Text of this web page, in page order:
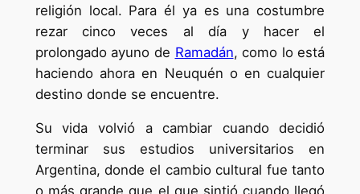
religión local. Para él ya es una costumbre
rezar cinco veces al día y hacer el
prolongado ayuno de Ramadán, como lo está
haciendo ahora en Neuquén o en cualquier
destino donde se encuentre.
Su vida volvió a cambiar cuando decidió
terminar sus estudios universitarios en
Argentina, donde el cambio cultural fue tanto